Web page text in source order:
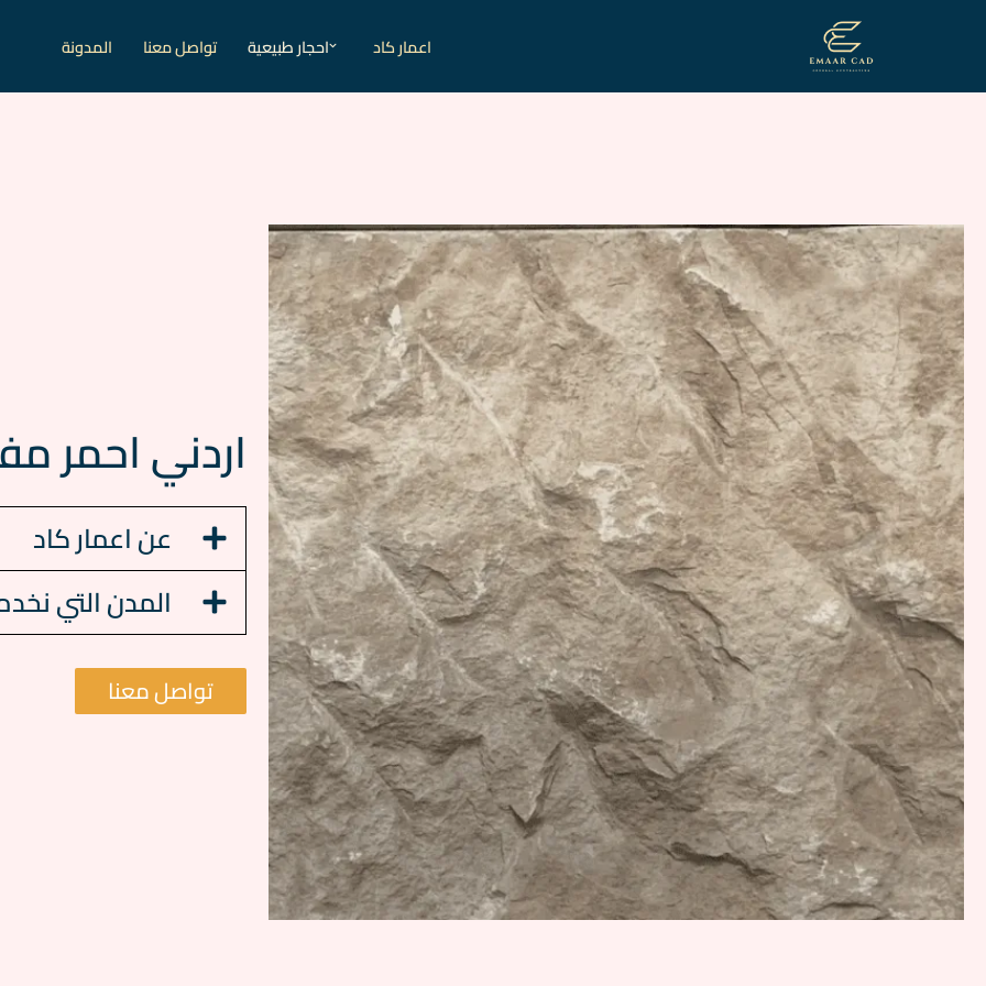
إلى
اعمار كاد احجار طبيعية تواصل معنا المدونة
اردني احمر
عن اعمار كاد
المدن التي
تواصل معنا